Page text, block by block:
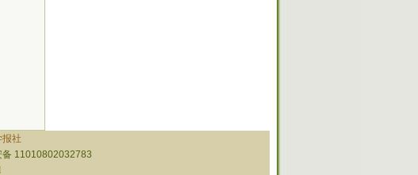
社
备 11010802032783